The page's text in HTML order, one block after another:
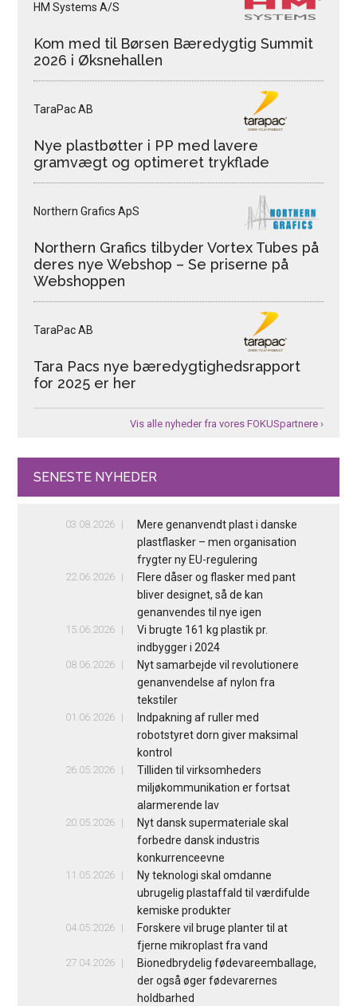
HM Systems A/S
Kom med til Børsen Bæredygtig Summit
2026 i Øksnehallen
TaraPac AB
Nye plastbøtter i PP med lavere
gramvægt og optimeret trykflade
Northern Grafics ApS
Northern Grafics tilbyder Vortex Tubes på
deres nye Webshop – Se priserne på
Webshoppen
TaraPac AB
Tara Pacs nye bæredygtighedsrapport
for 2025 er her
Vis alle nyheder fra vores FOKUSpartnere ›
SENESTE NYHEDER
03.08.2026
Mere genanvendt plast i danske
plastflasker – men organisation
frygter ny EU-regulering
22.06.2026
Flere dåser og flasker med pant
bliver designet, så de kan
genanvendes til nye igen
15.06.2026
Vi brugte 161 kg plastik pr.
indbygger i 2024
08.06.2026
Nyt samarbejde vil revolutionere
genanvendelse af nylon fra
tekstiler
01.06.2026
Indpakning af ruller med
robotstyret dorn giver maksimal
kontrol
26.05.2026
Tilliden til virksomheders
miljøkommunikation er fortsat
alarmerende lav
20.05.2026
Nyt dansk supermateriale skal
forbedre dansk industris
konkurrenceevne
11.05.2026
Ny teknologi skal omdanne
ubrugelig plastaffald til værdifulde
kemiske produkter
04.05.2026
Forskere vil bruge planter til at
fjerne mikroplast fra vand
27.04.2026
Bionedbrydelig fødevareemballage,
der også øger fødevarernes
holdbarhed